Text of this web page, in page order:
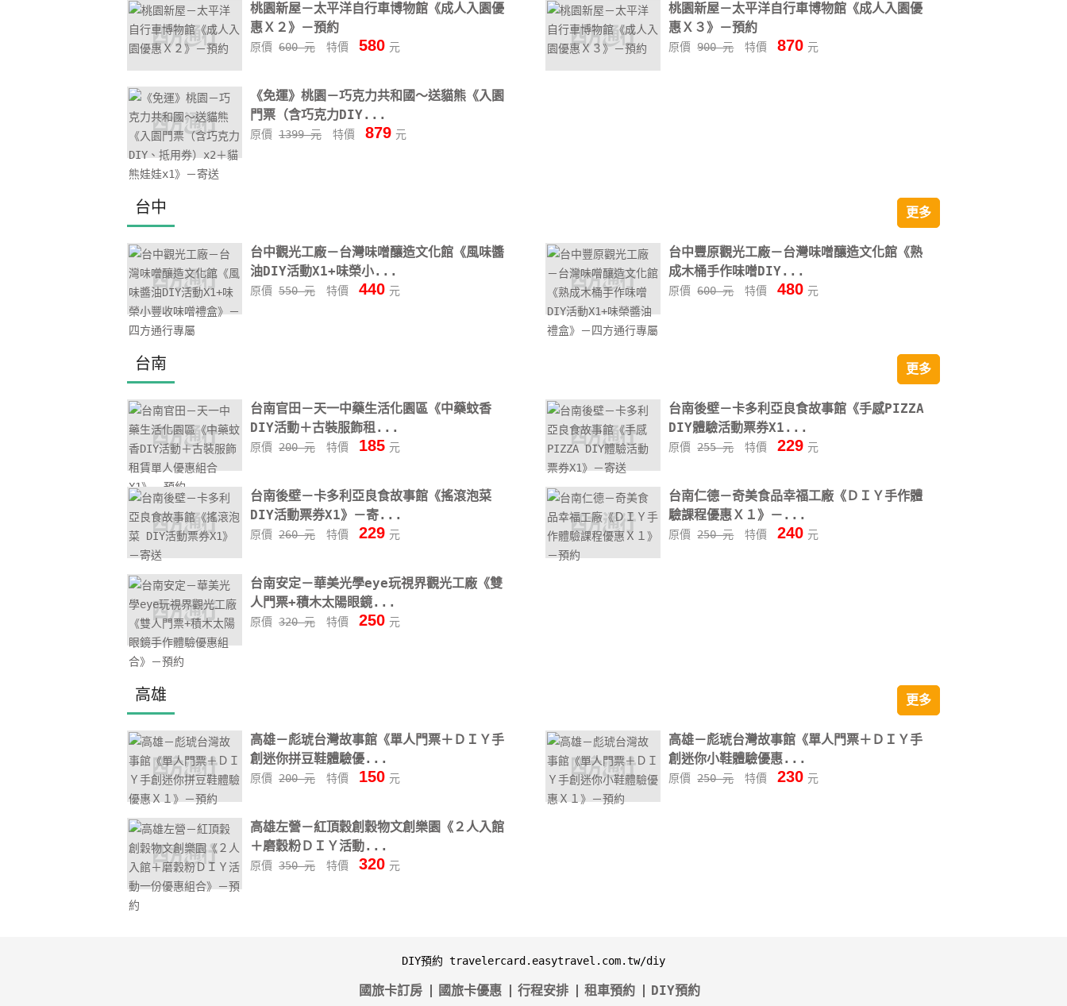
桃園新屋－太平洋自行車博物館《成人入園優
惠Ｘ２》－預約
原價 600 元 特價 580 元
桃園新屋－太平洋自行車博物館《成人入園優
惠Ｘ３》－預約
原價900 元特價 870 元
《免運》桃園－巧克力共和國～送貓熊《入園
門票（含巧克力DIY...
原價 1399 元 特價 879 元
台中 更多
台中觀光工廠－台灣味噌釀造文化館《風味醬
油DIY活動X1+味榮小...
原價 550 元 特價 440 元
台中豐原觀光工廠－台灣味噌釀造文化館《熟
成木桶手作味噌DIY...
原價600 元特價 480 元
台南 更多
台南官田－天一中藥生活化園區《中藥蚊香
DIY活動＋古裝服飾租...
原價 200 元 特價 185 元
台南後壁－卡多利亞良食故事館《手感PIZZA
DIY體驗活動票券X1...
原價255 元特價 229 元
台南後壁－卡多利亞良食故事館《搖滾泡菜
DIY活動票券X1》－寄...
原價 260 元 特價 229 元
台南仁德－奇美食品幸福工廠《ＤＩＹ手作體
驗課程優惠Ｘ１》－...
原價250 元特價 240 元
台南安定－華美光學eye玩視界觀光工廠《雙
人門票+積木太陽眼鏡...
原價 320 元 特價 250 元
高雄 更多
高雄－彪琥台灣故事館《單人門票＋ＤＩＹ手
創迷你拼豆鞋體驗優...
原價 200 元 特價 150 元
高雄－彪琥台灣故事館《單人門票＋ＤＩＹ手
創迷你小鞋體驗優惠...
原價250 元特價 230 元
高雄左營－紅頂穀創穀物文創樂園《２人入館
＋磨穀粉ＤＩＹ活動...
原價 350 元 特價 320 元
DIY預約 travelercard.easytravel.com.tw/diy
國旅卡訂房 國旅卡優惠 行程安排 租車預約 DIY預約